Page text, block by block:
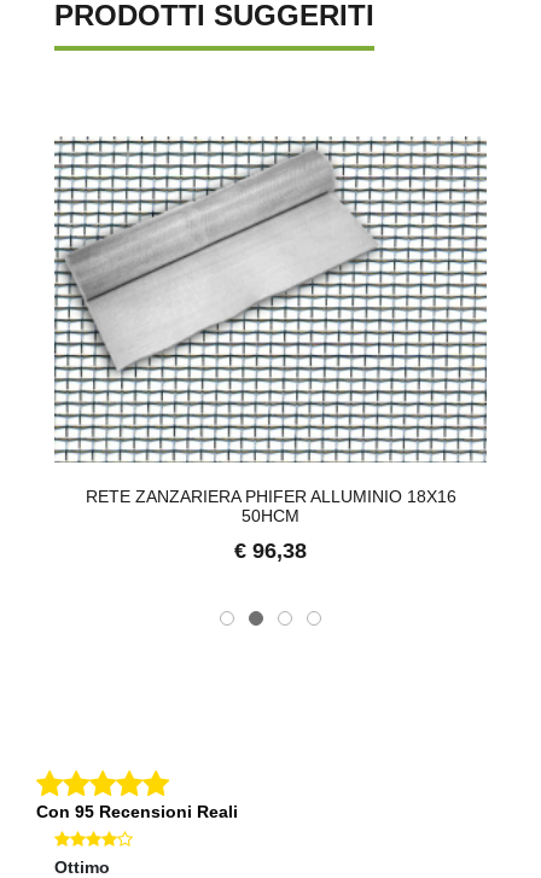
PRODOTTI SUGGERITI
RETE ZANZARIERA PHIFER ALLUMINIO 18X16
50HCM
€ 96,38
Con 95 Recensioni Reali
Ottimo